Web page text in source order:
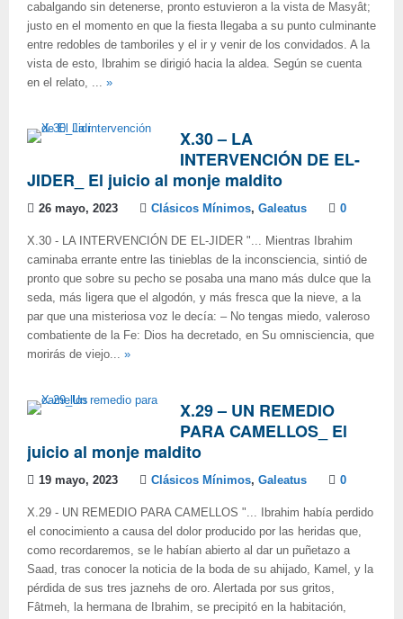
cabalgando sin detenerse, pronto estuvieron a la vista de Masyât;
justo en el momento en que la fiesta llegaba a su punto culminante
entre redobles de tamboriles y el ir y venir de los convidados. A la
vista de esto, Ibrahim se dirigió hacia la aldea. Según se cuenta
en el relato, ... »
X.30 – LA
INTERVENCIÓN DE EL-
JIDER_ El juicio al monje maldito
26 mayo, 2023 Clásicos Mínimos, Galeatus 0
X.30 - LA INTERVENCIÓN DE EL-JIDER "... Mientras Ibrahim
caminaba errante entre las tinieblas de la inconsciencia, sintió de
pronto que sobre su pecho se posaba una mano más dulce que la
seda, más ligera que el algodón, y más fresca que la nieve, a la
par que una misteriosa voz le decía: ‒ No tengas miedo, valeroso
combatiente de la Fe: Dios ha decretado, en Su omnisciencia, que
morirás de viejo... »
X.29 – UN REMEDIO
PARA CAMELLOS_ El
juicio al monje maldito
19 mayo, 2023 Clásicos Mínimos, Galeatus 0
X.29 - UN REMEDIO PARA CAMELLOS "... Ibrahim había perdido
el conocimiento a causa del dolor producido por las heridas que,
como recordaremos, se le habían abierto al dar un puñetazo a
Saad, tras conocer la noticia de la boda de su ahijado, Kamel, y la
pérdida de sus tres jaznehs de oro. Alertada por sus gritos,
Fâtmeh, la hermana de Ibrahim, se precipitó en la habitación,